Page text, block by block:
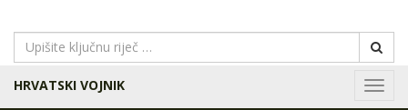
HRVATSKI VOJNIK